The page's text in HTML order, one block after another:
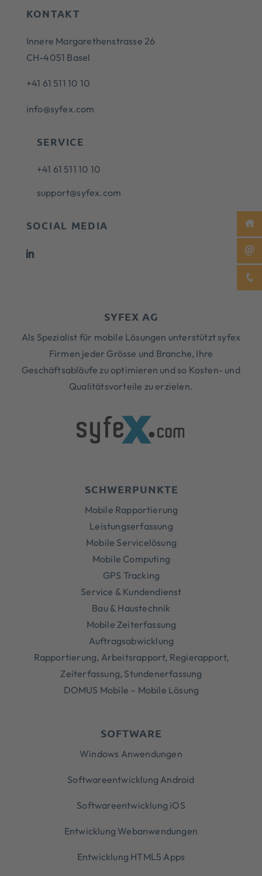
KONTAKT
Innere Margarethenstrasse 26
CH-4051 Basel
+41 61 511 10 10
info@syfex.com
SERVICE
+41 61 511 10 10
support@syfex.com
SOCIAL MEDIA
SYFEX AG
Als Spezialist für mobile Lösungen unterstützt syfex
Firmen jeder Grösse und Branche, Ihre
Geschäftsabläufe zu optimieren und so Kosten- und
Qualitätsvorteile zu erzielen.
SCHWERPUNKTE
Mobile Rapportierung
Leistungserfassung
Mobile Servicelösung
Mobile Computing
GPS Tracking
Service & Kundendienst
Bau & Haustechnik
Mobile Zeiterfassung
Auftragsabwicklung
Rapportierung, Arbeitsrapport, Regierapport,
Zeiterfassung, Stundenerfassung
DOMUS Mobile – Mobile Lösung
SOFTWARE
Windows Anwendungen
Softwareentwicklung Android
Softwareentwicklung iOS
Entwicklung Webanwendungen
Entwicklung HTML5 Apps